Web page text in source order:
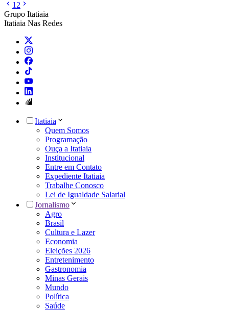
1 2
Grupo Itatiaia
Itatiaia Nas Redes
Itatiaia
Quem Somos
Programação
Ouça a Itatiaia
Institucional
Entre em Contato
Expediente Itatiaia
Trabalhe Conosco
Lei de Igualdade Salarial
Jornalismo
Agro
Brasil
Cultura e Lazer
Economia
Eleições 2026
Entretenimento
Gastronomia
Minas Gerais
Mundo
Política
Saúde